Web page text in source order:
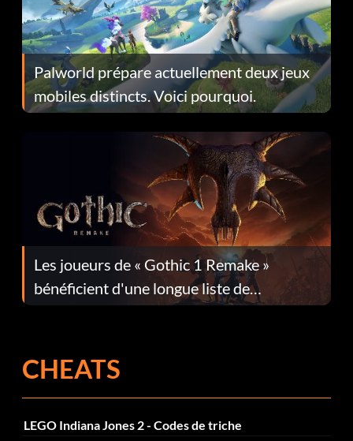
Palworld prépare actuellement deux jeux
mobiles distincts. Voici pourquoi.
Les joueurs de « Gothic 1 Remake »
bénéficient d'une longue liste de
corrections dans la mise à jour 1.0.4
CHEATS
LEGO Indiana Jones 2 - Codes de triche